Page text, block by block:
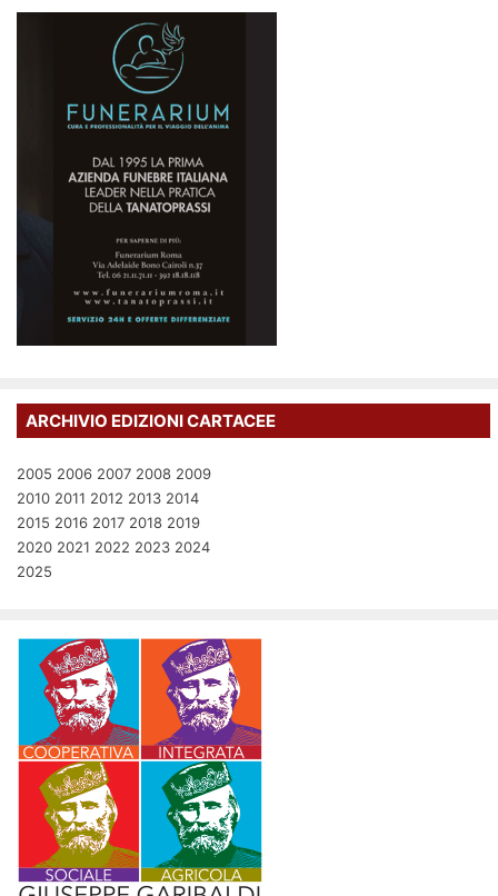
ARCHIVIO EDIZIONI CARTACEE
2005 2006 2007 2008 2009
2010 2011 2012 2013 2014
2015 2016 2017 2018 2019
2020 2021 2022 2023 2024
2025